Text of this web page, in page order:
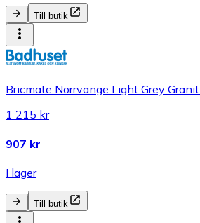
Till butik
Bricmate Norrvange Light Grey
1 215 kr
907 kr
I lager
Till butik